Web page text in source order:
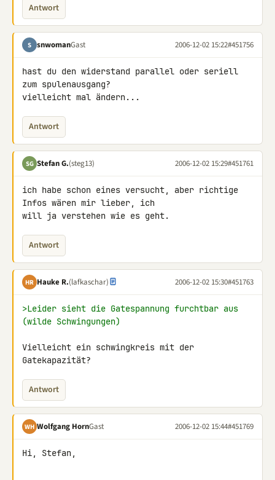
Antwort
S snwomanGast 2006-12-02 15:22#451756
hast du den widerstand parallel oder seriell
zum spulenausgang?
vielleicht mal ändern...
Antwort
SG Stefan G.(steg13) 2006-12-02 15:29#451761
ich habe schon eines versucht, aber richtige
Infos wären mir lieber, ich
will ja verstehen wie es geht.
Antwort
HR Hauke R.(lafkaschar) 2006-12-02 15:30#451763
>Leider sieht die Gatespannung furchtbar aus
(wilde Schwingungen)
Vielleicht ein schwingkreis mit der
Gatekapazität?
Antwort
WH Wolfgang HornGast 2006-12-02 15:44#451769
Hi, Stefan,